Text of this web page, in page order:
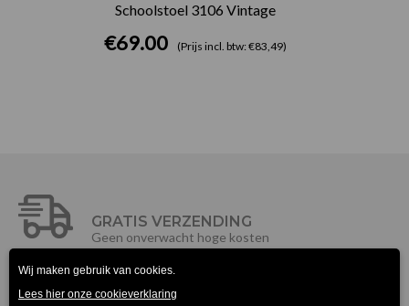
Schoolstoel 3106 Vintage
€69.00 (Prijs incl. btw: €83,49)
GRATIS VERZENDING
Geen onverwacht hoge kosten